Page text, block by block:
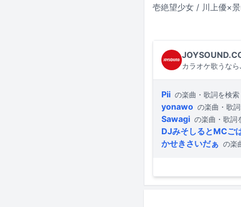
壱絶望少女 / 川上優×
カラオケ歌うな
Pii の楽曲・歌詞を検索
yonawo の楽曲・歌
Sawagi の楽曲・歌詞
DJみそしるとMCご
かせきさいだぁ の楽